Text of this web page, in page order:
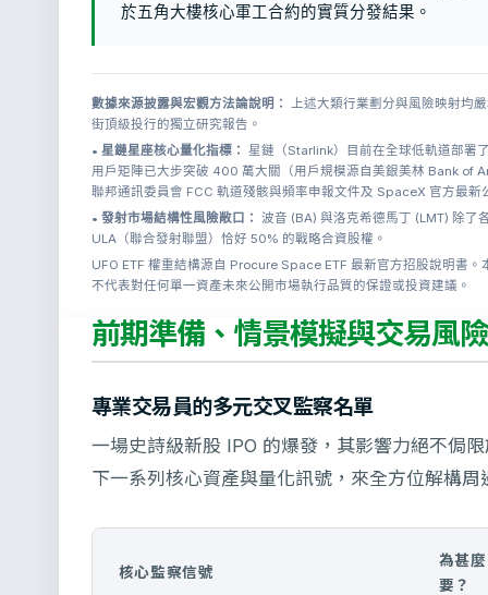
於五角大樓核心軍工合約的實質分發結果。
數據來源披露與宏觀方法論說明：
上述大類行業劃分與風險映射均
街頂級投行的獨立研究報告。
• 星鏈星座核心量化指標： 星鏈（Starlink）目前在全球低軌道部署
用戶矩陣已大步突破 400 萬大關（用戶規模源自美銀美林 Bank of
聯邦通訊委員會 FCC 軌道殘骸與頻率申報文件及 SpaceX 官方最新
• 發射市場結構性風險敞口： 波音 (BA) 與洛克希德馬丁 (LMT) 除了
ULA（聯合發射聯盟）恰好 50% 的戰略合資股權。
UFO ETF 權重結構源自 Procure Space ETF 最新官方招股說明書
不代表對任何單一資產未來公開市場執行品質的保證或投資建議。
前期準備、情景模擬與交易風
專業交易員的多元交叉監察名單
一場史詩級新股 IPO 的爆發，其影響力絕不侷
下一系列核心資產與量化訊號，來全方位解構周
核心監察信號
為甚
要？